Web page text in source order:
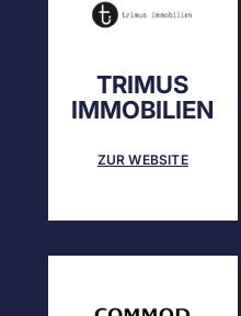
TRIMUS
IMMOBILIEN
ZUR WEBSITE